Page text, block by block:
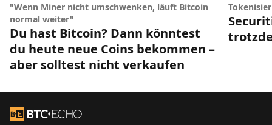
"Wenn Miner nicht umschwenken, läuft Bitcoin
normal weiter"
Du hast Bitcoin? Dann könntest
du heute neue Coins bekommen –
aber solltest nicht verkaufen
Zur Startseite